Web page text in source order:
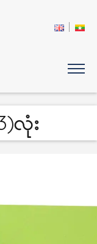
လုံး